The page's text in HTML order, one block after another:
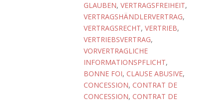
GLAUBEN, VERTRAGSFREIHEIT,
VERTRAGSHÄNDLERVERTRAG,
VERTRAGSRECHT, VERTRIEB,
VERTRIEBSVERTRAG,
VORVERTRAGLICHE
INFORMATIONSPFLICHT,
BONNE FOI, CLAUSE ABUSIVE,
CONCESSION, CONTRAT DE
CONCESSION, CONTRAT DE